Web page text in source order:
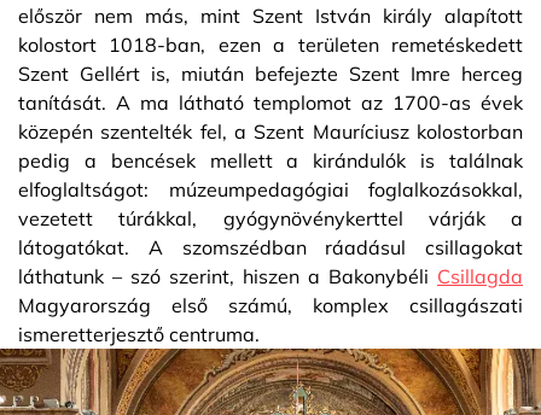
először nem más, mint Szent István király alapított
kolostort 1018-ban, ezen a területen remetéskedett
Szent Gellért is, miután befejezte Szent Imre herceg
tanítását. A ma látható templomot az 1700-as évek
közepén szentelték fel, a Szent Mauríciusz kolostorban
pedig a bencések mellett a kirándulók is találnak
elfoglaltságot: múzeumpedagógiai foglalkozásokkal,
vezetett túrákkal, gyógynövénykerttel várják a
látogatókat. A szomszédban ráadásul csillagokat
láthatunk – szó szerint, hiszen a Bakonybéli Csillagda
Magyarország első számú, komplex csillagászati
ismeretterjesztő centruma.